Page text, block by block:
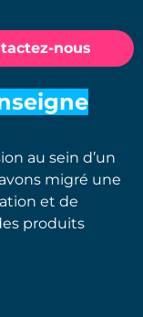
nous
au sein d’un
migré une
et de
produits